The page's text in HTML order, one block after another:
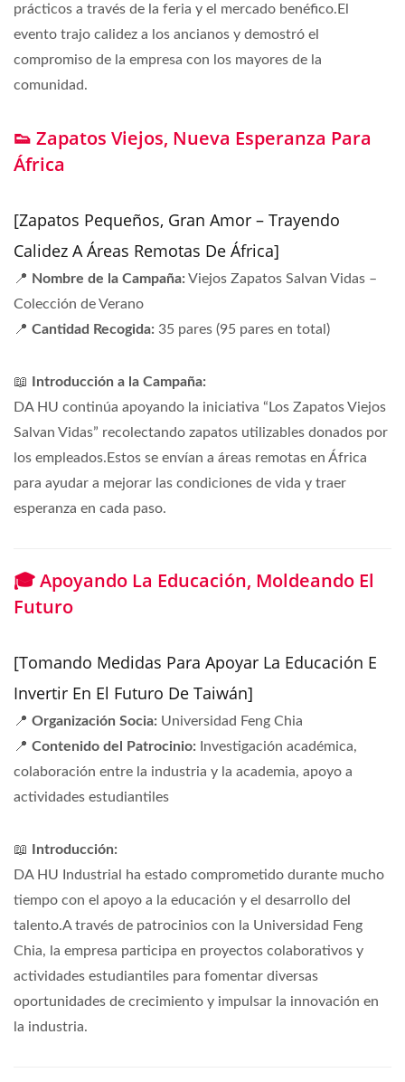
prácticos a través de la feria y el mercado benéfico.El
evento trajo calidez a los ancianos y demostró el
compromiso de la empresa con los mayores de la
comunidad.
👟 Zapatos Viejos, Nueva Esperanza Para
África
[Zapatos Pequeños, Gran Amor – Trayendo
Calidez A Áreas Remotas De África]
📍 Nombre de la Campaña: Viejos Zapatos Salvan Vidas –
Colección de Verano
📍 Cantidad Recogida: 35 pares (95 pares en total)
📖
Introducción a la Campaña:
DA HU continúa apoyando la iniciativa “Los Zapatos Viejos
Salvan Vidas” recolectando zapatos utilizables donados por
los empleados.Estos se envían a áreas remotas en África
para ayudar a mejorar las condiciones de vida y traer
esperanza en cada paso.
🎓 Apoyando La Educación, Moldeando El
Futuro
[Tomando Medidas Para Apoyar La Educación E
Invertir En El Futuro De Taiwán]
📍 Organización Socia: Universidad Feng Chia
📍 Contenido del Patrocinio: Investigación académica,
colaboración entre la industria y la academia, apoyo a
actividades estudiantiles
📖
Introducción:
DA HU Industrial ha estado comprometido durante mucho
tiempo con el apoyo a la educación y el desarrollo del
talento.A través de patrocinios con la Universidad Feng
Chia, la empresa participa en proyectos colaborativos y
actividades estudiantiles para fomentar diversas
oportunidades de crecimiento y impulsar la innovación en
la industria.